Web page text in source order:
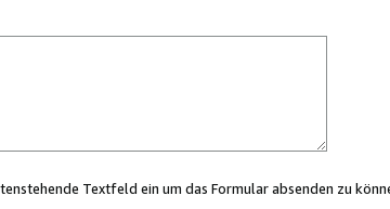
Textfeld ein um das Formular absenden zu